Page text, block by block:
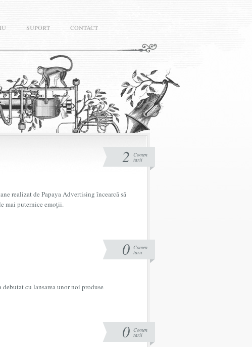
suport contact
2 Comen
tarii
realizat de Papaya Advertising încearcă să
mai puternice emoții.
0 Comen
tarii
cu lansarea unor noi produse
0 Comen
tarii